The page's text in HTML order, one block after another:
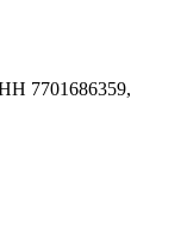
7701686359,